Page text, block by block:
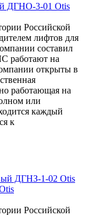
ДГНО-3-01 Otis
Российской
лифтов для
составил
работают на
открыты в
работающая на
или
каждый
к
Российской